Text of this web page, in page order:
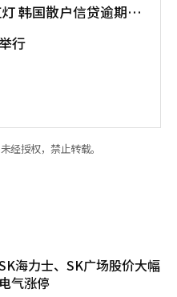
韩国散户信贷逾期率
行
经授权，禁止转载。
海力士、SK广场股价大幅
气涨停